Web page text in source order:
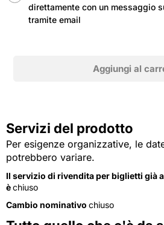
direttamente con un messaggio
tramite email
Servizi del prodotto
Per esigenze organizzative, le
potrebbero variare.
Il servizio di rivendita per biglietti già
èchiuso
Cambio nominativo chiuso